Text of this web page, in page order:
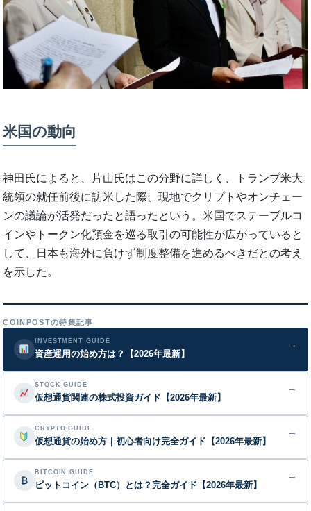
米国の動向
神田氏によると、片山氏はこの分野に詳しく、トランプ米大
統領の就任前後に訪米した際、現地でクリプトやオンチェー
ンの議論が活発だったと語ったという。米国でステーブルコ
インやトークン化預金を巡る取引の可能性が広がっていると
して、日本も海外に負けず制度整備を進めるべきだとの考え
を示した。
COINPOSTの特集記事
INVESTMENT GUIDE
資産運用の始め方は？【2026年最新】
→
STOCK GUIDE
仮想通貨関連の株式投資ガイド【2026年最新】
→
CRYPTO GUIDE
仮想通貨の始め方｜初心者向け完全ガイド【2026年最新】
→
₿
BITCOIN GUIDE
ビットコイン（BTC）とは？完全ガイド【2026年最新】
→